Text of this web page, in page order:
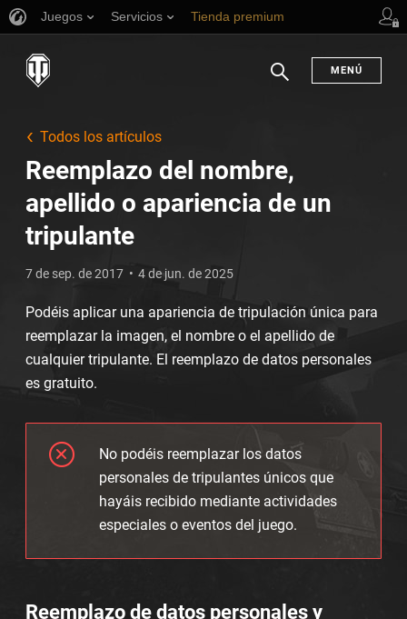
Juegos Servicios Tienda premium
MENÚ
Todos los artículos
Reemplazo del nombre,
apellido o apariencia de un
tripulante
7 de sep. de 2017 4 de jun. de 2025
Podéis aplicar una apariencia de tripulación única para
reemplazar la imagen, el nombre o el apellido de
cualquier tripulante. El reemplazo de datos personales
es gratuito.
No podéis reemplazar los datos
personales de tripulantes únicos que
hayáis recibido mediante actividades
especiales o eventos del juego.
Reemplazo de datos personales y